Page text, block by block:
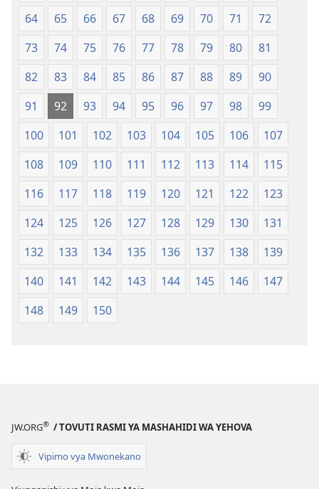
64
65 66 67 68 69 70 71
72
73
74 75 76 77 78 79 80
81
82
83 84 85 86 87 88 89
90
91
92 93 94 95 96 97 98
99
100
101 102 103 104 105 106
107
108
109 110 111 112 113 114
115
116
117 118 119 120 121 122
123
124
125 126 127 128 129 130
131
132
133 134 135 136 137 138
139
140
141 142 143 144 145 146
147
148
149 150
JW.ORG® / TOVUTI RASMI YA MASHAHIDI WA YEHOVA
Vipimo vya Mwonekano